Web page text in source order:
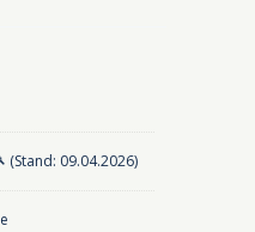
(Stand: 09.04.2026)